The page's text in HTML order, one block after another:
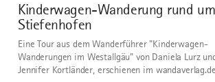
8
Kinderwagen-Wanderung rund um
Stiefenhofen
Eine Tour aus dem Wanderführer "Kinderwagen-
Wanderungen im Westallgäu" von Daniela Lurz
Jennifer Kortländer, erschienen im wandaverlag.de